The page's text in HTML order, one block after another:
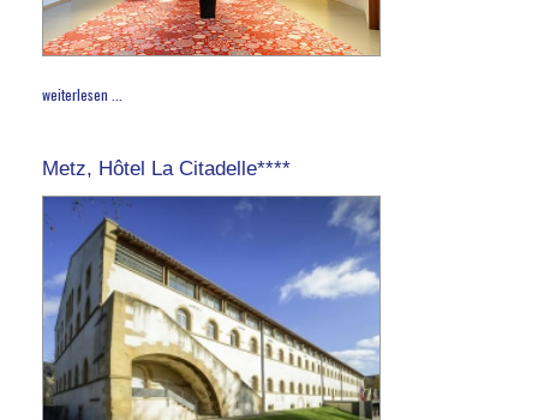
weiterlesen ...
Metz, Hôtel La Citadelle****